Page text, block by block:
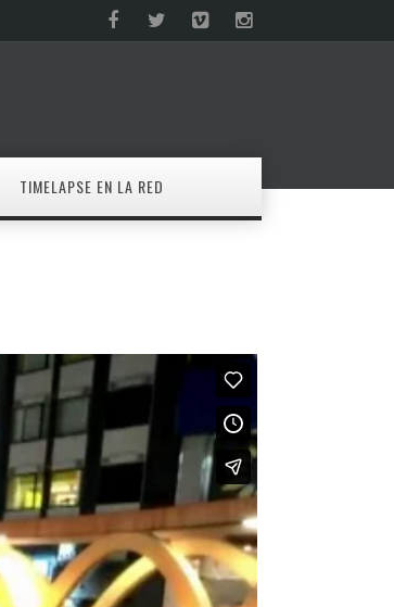
TIMELAPSE EN LA RED